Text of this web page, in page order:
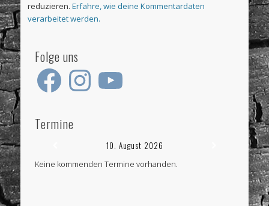
reduzieren.Erfahre, wie deine Kommentardaten
verarbeitet werden.
Folge uns
Facebook Instagram
Termine
10. August 2026
Keine kommenden Termine vorhanden.